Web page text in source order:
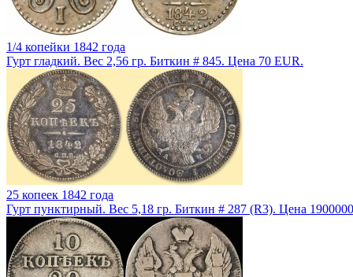
1/4 копейки 1842 года
Гурт гладкий. Вес 2,56 гр. Биткин # 845. Цена 70 EUR.
25 копеек 1842 года
Гурт пунктирный. Вес 5,18 гр. Биткин # 287 (R3). Цена